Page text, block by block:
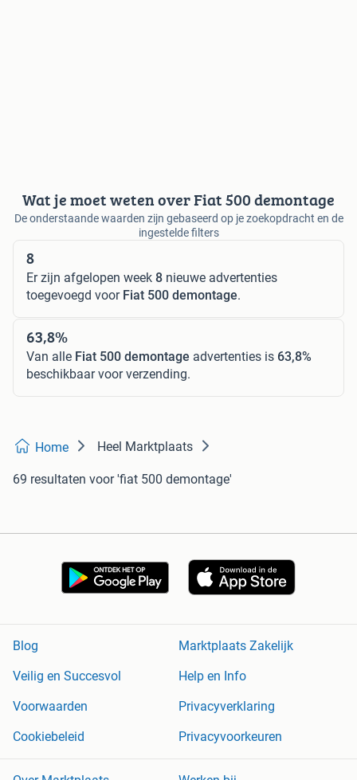
Wat je moet weten over Fiat 500 demontage
De onderstaande waarden zijn gebaseerd op je zoekopdracht en de
ingestelde filters
8
Er zijn afgelopen week 8 nieuwe advertenties
toegevoegd voor Fiat 500 demontage.
63,8%
Van alle Fiat 500 demontage advertenties is 63,8%
beschikbaar voor verzending.
Home Heel Marktplaats
69 resultaten voor 'fiat 500 demontage'
Blog
Marktplaats Zakelijk
Veilig en Succesvol
Help en Info
Voorwaarden
Privacyverklaring
Cookiebeleid
Privacyvoorkeuren